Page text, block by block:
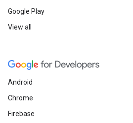
Google Play
View all
Android
Chrome
Firebase